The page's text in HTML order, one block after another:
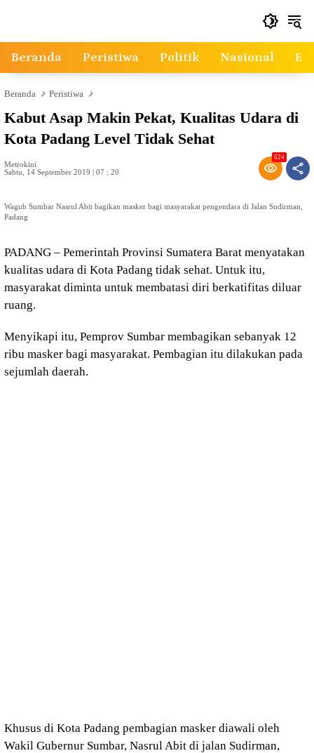
Beranda Peristiwa Politik Nasional
Beranda Peristiwa
Kabut Asap Makin Pekat, Kualitas Udara di
Kota Padang Level Tidak Sehat
Metrokini
Sabtu, 14 September 2019 | 07 : 20
624
Wagub Sumbar Nasrul Abit bagikan masker bagi masyarakat pengendara di Jalan Sudirman,
Padang
PADANG – Pemerintah Provinsi Sumatera Barat menyatakan
kualitas udara di Kota Padang tidak sehat. Untuk itu,
masyarakat diminta untuk membatasi diri berkatifitas diluar
ruang.
Menyikapi itu, Pemprov Sumbar membagikan sebanyak 12
ribu masker bagi masyarakat. Pembagian itu dilakukan pada
sejumlah daerah.
Khusus di Kota Padang pembagian masker diawali oleh
Wakil Gubernur Sumbar, Nasrul Abit di jalan Sudirman,